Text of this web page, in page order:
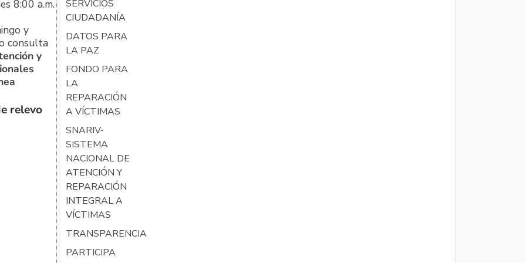
8:00 a.m.
y
consulta
y
relevo
SERVICIOS
CIUDADANÍA
DATOS PARA
LA PAZ
FONDO PARA
LA
REPARACIÓN
A VÍCTIMAS
SNARIV-
SISTEMA
NACIONAL DE
ATENCIÓN Y
REPARACIÓN
INTEGRAL A
VÍCTIMAS
TRANSPARENCIA
PARTICIPA